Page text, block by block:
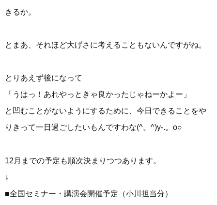
きるか。
とまあ、それほど大げさに考えることもないんですがね。
とりあえず後になって
「うはっ！あれやっときゃ良かったじゃねーかよー」
と凹むことがないようにするために、今日できることをや
りきって一日過ごしたいもんですわな(^。^)y-.。o○
12月までの予定も順次決まりつつあります。
↓
■全国セミナー・講演会開催予定（小川担当分）